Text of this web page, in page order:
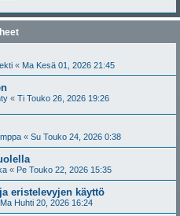
« Ma Kesä 01, 2026 21:45
« Ti Touko 26, 2026 19:26
« Su Touko 24, 2026 0:38
« Pe Touko 22, 2026 15:35
eristelevyjen käyttö
Ma Huhti 20, 2026 16:24